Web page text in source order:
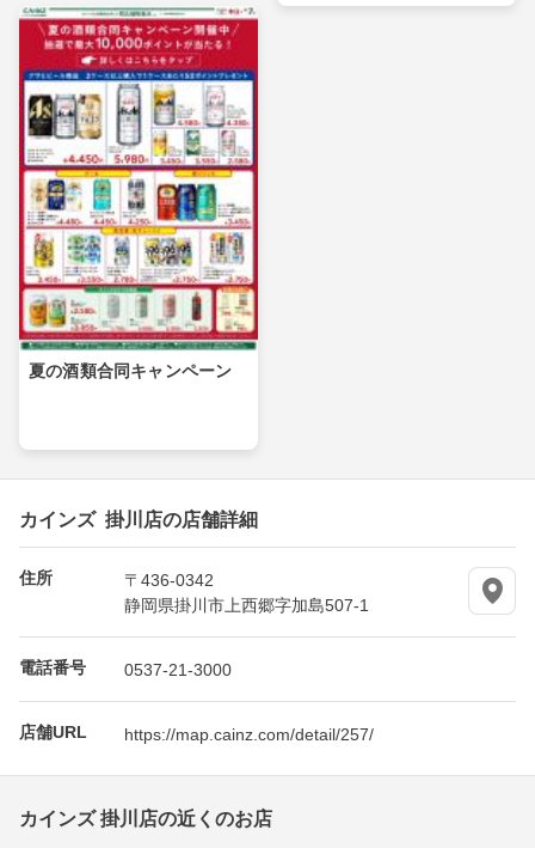
夏の酒類合同キャンペーン
カインズ 掛川店の店舗詳細
住所
〒436-0342
静岡県掛川市上西郷字加島507-1
電話番号 0537-21-3000
店舗URL https://map.cainz.com/detail/257/
カインズ 掛川店の近くのお店